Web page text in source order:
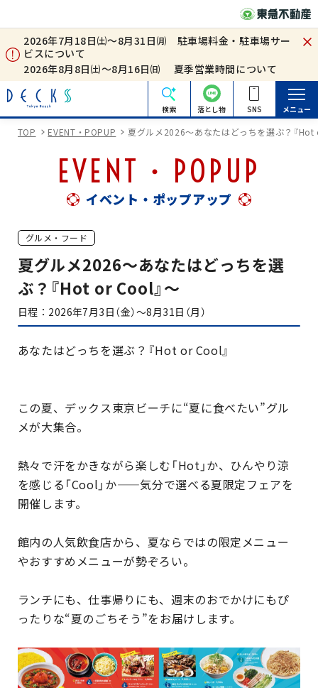
2026年7月18日㈯～8月31日㈪ 駐車場料金・駐車場サー
ビスについて
2026年8月8日㈯～8月16日㈰ 夏季営業時間について
検索 落とし物 SNS メニュー
TOP EVENT・POPUP 夏グルメ2026～あなたはどっちを選ぶ？『Hot
EVENT・POPUP
イベント・ポップアップ
グルメ・フード
夏グルメ2026～あなたはどっちを選
ぶ？『Hot or Cool』～
日程 2026年7月3日（金）～8月31日（月）
あなたはどっちを選ぶ？『Hot or Cool』
この夏、デックス東京ビーチに“夏に食べたい”グル
メが大集合。
熱々で汗をかきながら楽しむ「Hot」か、ひんやり涼
を感じる「Cool」か——気分で選べる夏限定フェアを
開催します。
館内の人気飲食店から、夏ならではの限定メニュー
やおすすめメニューが勢ぞろい。
ランチにも、仕事帰りにも、週末のおでかけにもぴ
ったりな“夏のごちそう”をお届けします。